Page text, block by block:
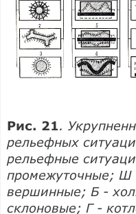
Рис. 21.
рельефных
рельефные
промежуточные; Ш
вершинные; Б -
склоновые; Г -